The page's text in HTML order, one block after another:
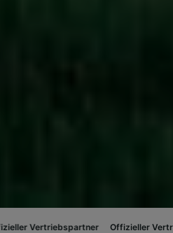
Offizieller Vertriebspartner